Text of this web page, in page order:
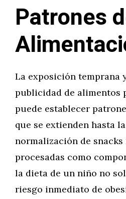
Patrones
La exposición temprana
publicidad de alimentos
puede establecer
que se extienden hasta
normalización de
procesadas como
la dieta de un niño no
riesgo inmediato de